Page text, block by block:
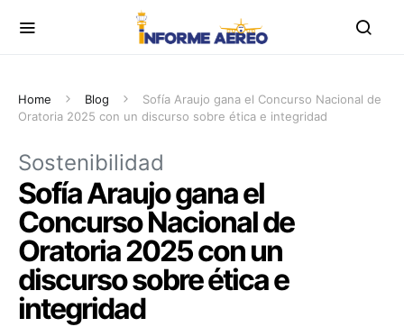
Home Blog
Sofía Araujo gana el Concurso Nacional de
Oratoria 2025 con un discurso sobre ética e integridad
Sostenibilidad
Sofía Araujo gana el
Concurso Nacional de
Oratoria 2025 con un
discurso sobre ética e
integridad